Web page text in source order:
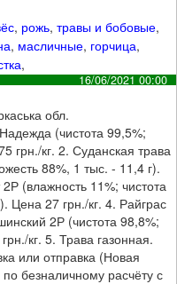
, рожь,травы и бобовые,
, масличные, горчица,
,
16/06/2021 00:00
обл.
(чистота 99,5%;
грн./кг. 2. Суданская трава
88%, 1 тыс. - 11,4 г).
(влажность 11%; чистота
Цена 27 грн./кг. 4. Райграс
2Р (чистота 98,8%;
кг. 5. Трава газонная.
или отправка (Новая
безналичному расчёту с